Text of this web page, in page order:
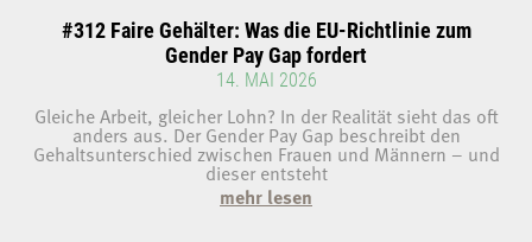
#312 Faire Gehälter: Was die EU-Richtlinie zum
Gender Pay Gap fordert
14. MAI 2026
Gleiche Arbeit, gleicher Lohn? In der Realität sieht das oft
anders aus. Der Gender Pay Gap beschreibt den
Gehaltsunterschied zwischen Frauen und Männern – und
dieser entsteht
mehr lesen